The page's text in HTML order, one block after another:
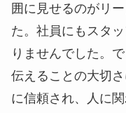
囲に見せるのがリ
た。社員にもスタ
りませんでした。
伝えることの大切
に信頼され、人に